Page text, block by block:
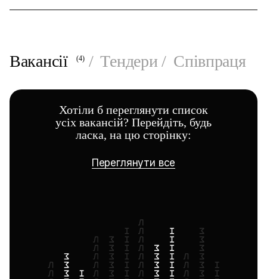
Вакансії (4) Тендери Співпраця
Хотіли б переглянути список
усіх вакансій? Перейдіть, будь
ласка, на цю сторінку:
Переглянути все